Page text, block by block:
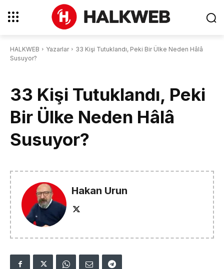
HALKWEB Yazarlar
33 Kişi Tutuklandı, Peki Bir Ülke Neden Hâlâ
Susuyor?
33 Kişi Tutuklandı, Peki
Bir Ülke Neden Hâlâ
Susuyor?
Hakan Urun